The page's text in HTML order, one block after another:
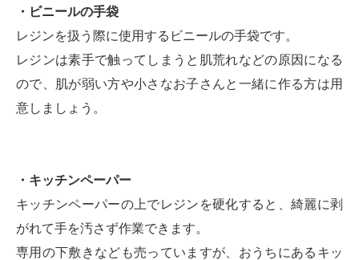
・ビニールの手袋
レジンを扱う際に使用するビニールの手袋です。
レジンは素手で触ってしまうと肌荒れなどの原因になる
ので、肌が弱い方や小さなお子さんと一緒に作る方は用
意しましょう。
・キッチンペーパー
キッチンペーパーの上でレジンを硬化すると、綺麗に剥
がれて手を汚さず作業できます。
専用の下敷きなども売っていますが、おうちにあるキッ